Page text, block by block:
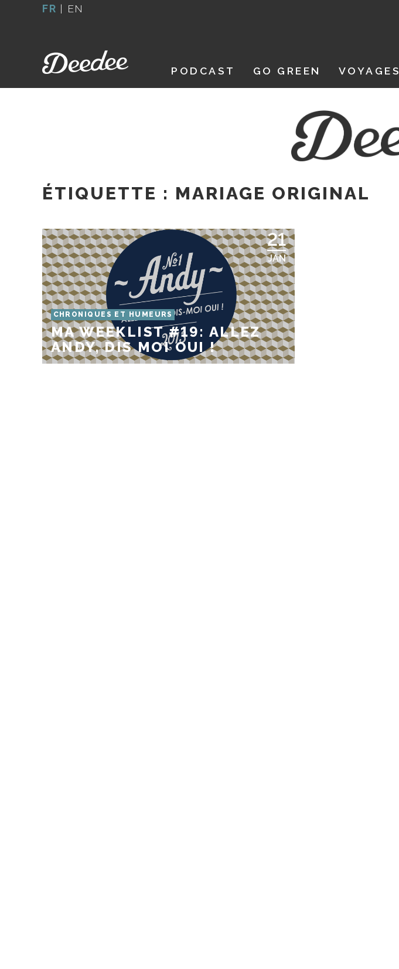
FR | EN
PODCAST GO GREEN VOYAGES
ÉTIQUETTE : MARIAGE ORIGINAL
21
JAN
CHRONIQUES ET HUMEURS
MA WEEKLIST #19: ALLEZ
ANDY, DIS MOI OUI !